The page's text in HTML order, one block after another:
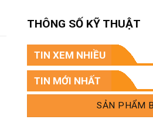
THÔNG SỐ KỸ THUẬT
TIN XEM NHIỀU
TIN MỚI NHẤT
SẢN PHẨM